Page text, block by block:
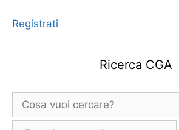
Registrati
Ricerca CGA